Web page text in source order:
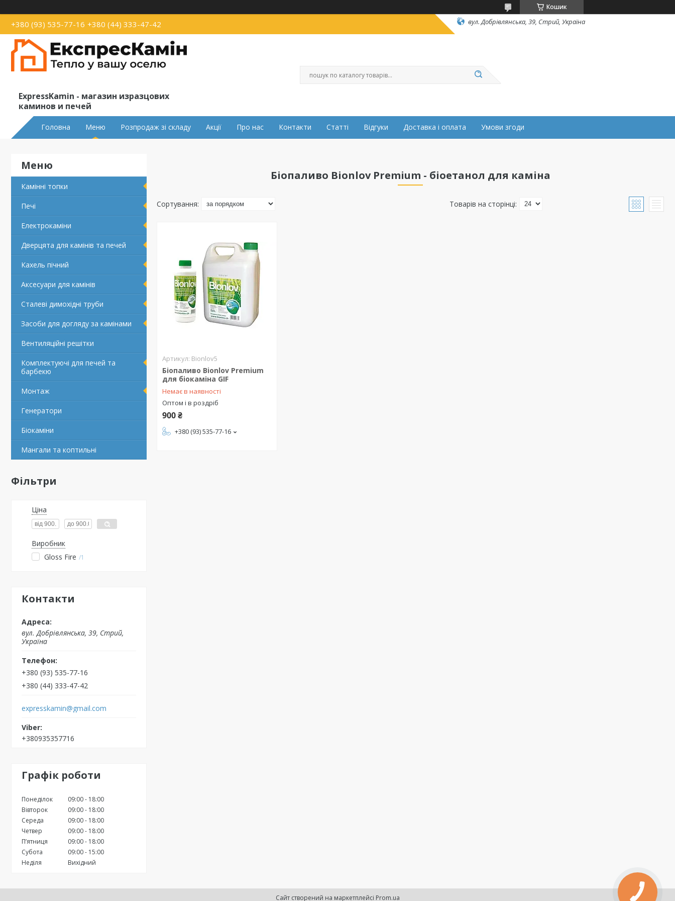
Кошик
+380 (93) 535-77-16 +380 (44) 333-47-42 вул. Добрівлянська, 39, Стрий, Україна
ExpressKamin - магазин изразцових
каминов и печей
Головна Меню Розпродаж зі складу Акції Про нас Контакти Статті Відгуки Доставка і оплата Умови згоди
Камінні топки
Печі
Електрокаміни
Дверцята для камінів та печей
Кахель пічний
Аксесуари для камінів
Сталеві димохідні труби
Засоби для догляду за камінами
Вентиляційні решітки
Комплектуючі для печей та
барбекю
Монтаж
Генератори
Біокаміни
Мангали та коптильні
Фільтри
Ціна
Виробник
Gloss Fire
1
Контакти
вул. Добрівлянська, 39, Стрий,
Україна
+380 (93) 535-77-16
+380 (44) 333-47-42
expresskamin@gmail.com
+380935357716
Графік роботи
Понеділок 09:00
18:00
Вівторок
09:00
18:00
Середа
09:00
18:00
Четвер
09:00
18:00
Пʼятниця
09:00
18:00
Субота
09:00
15:00
Неділя
Вихідний
Біопаливо Bionlov Premium - біоетанол для каміна
Bionlov5
Біопаливо Bionlov Premium
для біокаміна GIF
Немає в наявності
Оптом і в роздріб
900 ₴
+380 (93) 535-77-16
Сайт створений на маркетплейсі Prom.ua